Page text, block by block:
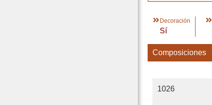
Decoración
Sí
Composiciones
1026